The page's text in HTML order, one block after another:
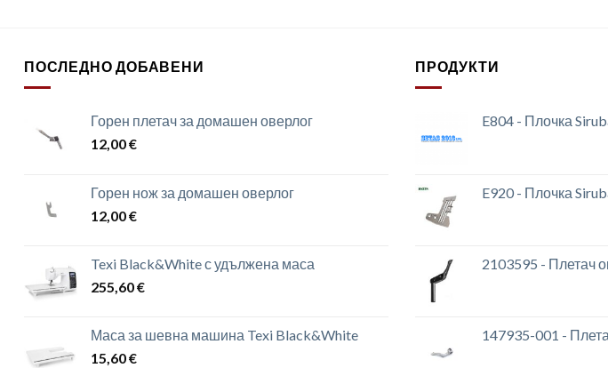
ПОСЛЕДНО ДОБАВЕНИ
Горен плетач за домашен оверлог
12,00€
Горен нож за домашен оверлог
12,00€
Texi Black&White с удължена маса
255,60€
Маса за шевна машина Texi Black&White
15,60€
ПРОДУКТИ
E804 - Плочка
E920 - Плочка
2103595 - Плетач
147935-001 -